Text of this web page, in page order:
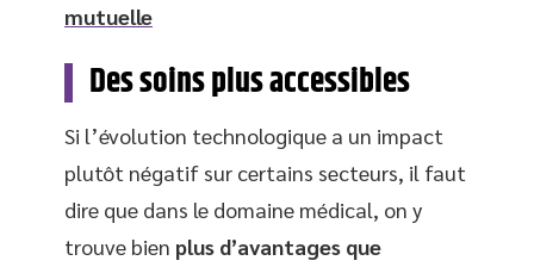
mutuelle
Des soins plus accessibles
Si l’évolution technologique a un impact
plutôt négatif sur certains secteurs, il faut
dire que dans le domaine médical, on y
trouve bien plus d’avantages que